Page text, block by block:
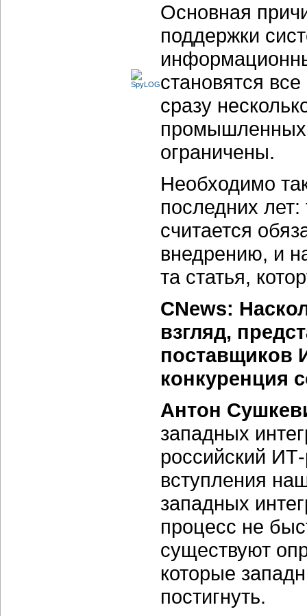
Основная
поддержки
становятся
сразу
промышленных
ограничены.
Необходимо
последних
считается
внедрению, и
та статья,
CNews:
взгляд,
поставщиков
конкуренция
Антон
западных
российский
вступления
западных
процесс не
существуют
которые
постигнуть.